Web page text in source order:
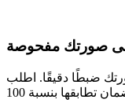
صورتك مفحوصة
ضبطًا دقيقًا. اطلب